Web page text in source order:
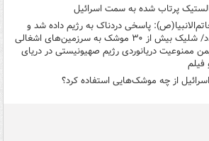
پرتاب شده به سمت اسرائیل
پاسخی دردناک به رژیم داده شد و
توقف حملات اعلام می‌گردد/ شلیک بیش از ۳۰ موشک به سرزمین‌های اشغالی
ممنوعیت دریانوردی رژیم صهیونیستی در دریای
فیلم
از چه موشک‌هایی استفاده کرد؟